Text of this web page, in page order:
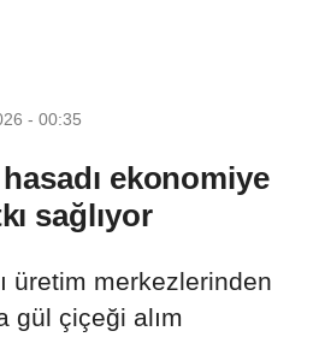
- 00:35
ekonomiye
sağlıyor
üretim merkezlerinden
gül çiçeği alım